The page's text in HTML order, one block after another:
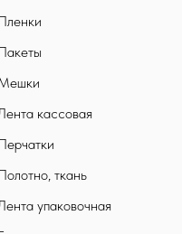
кассовая
ткань
упаковочная